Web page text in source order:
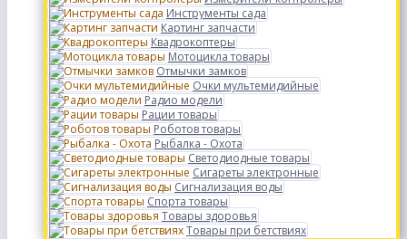
Инструменты сада
Картинг запчасти
Квадрокоптеры
Мотоцикла товары
Отмычки замков
Очки мультемидийные
Радио модели
Рации товары
Роботов товары
Рыбалка - Охота
Светодиодные товары
Сигареты электронные
Сигнализация воды
Спорта товары
Товары здоровья
Товары при бетствиях